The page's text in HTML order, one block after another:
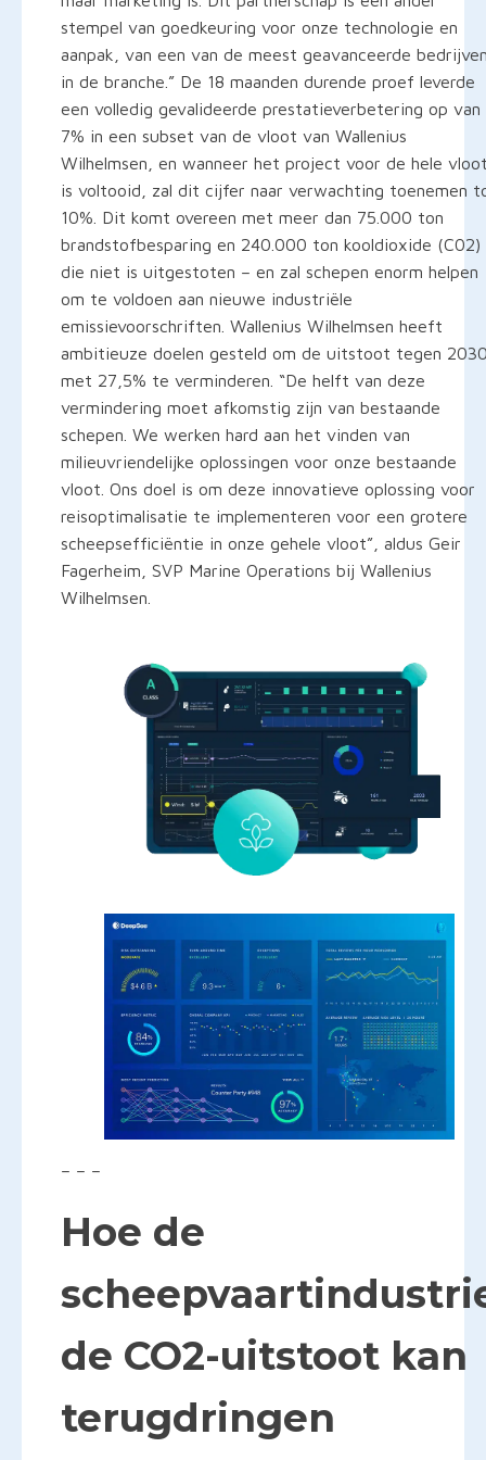
stempel van goedkeuring voor onze technologie en
aanpak, van een van de meest geavanceerde
in de branche.” De 18 maanden durende proef leverde
een volledig gevalideerde prestatieverbetering op van
7% in een subset van de vloot van Wallenius
Wilhelmsen, en wanneer het project voor de hele
is voltooid, zal dit cijfer naar verwachting toenemen
10%. Dit komt overeen met meer dan 75.000 ton
brandstofbesparing en 240.000 ton kooldioxide (C02)
die niet is uitgestoten – en zal schepen enorm helpen
om te voldoen aan nieuwe industriële
emissievoorschriften. Wallenius Wilhelmsen heeft
ambitieuze doelen gesteld om de uitstoot tegen
met 27,5% te verminderen. “De helft van deze
vermindering moet afkomstig zijn van bestaande
schepen. We werken hard aan het vinden van
milieuvriendelijke oplossingen voor onze bestaande
vloot. Ons doel is om deze innovatieve oplossing voor
reisoptimalisatie te implementeren voor een grotere
scheepsefficiëntie in onze gehele vloot”, aldus Geir
Fagerheim, SVP Marine Operations bij Wallenius
Wilhelmsen.
– – –
Hoe de
de CO2-uitstoot kan
terugdringen